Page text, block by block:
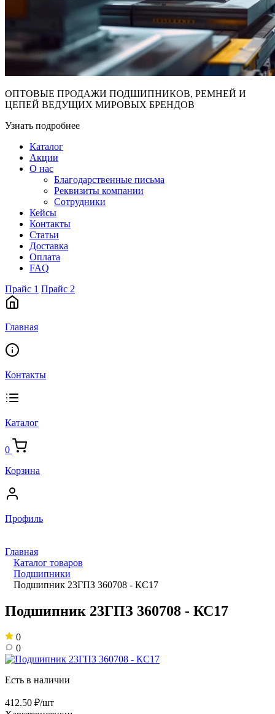
ОПТОВЫЕ ПРОДАЖИ ПОДШИПНИКОВ, РЕМНЕЙ И
ЦЕПЕЙ ВЕДУЩИХ МИРОВЫХ БРЕНДОВ
Узнать подробнее
Каталог
Акции
О нас
Благодарственные письма
Реквизиты компании
Сотрудники
Кейсы
Контакты
Статьи
Доставка
Оплата
FAQ
Прайс 1 Прайс 2
Главная
Контакты
Каталог
0
Корзина
Профиль
Главная
Каталог товаров
Подшипники
Подшипник 23ГПЗ 360708 - КС17
Подшипник 23ГПЗ 360708 - КС17
0
0
Есть в наличии
412.50 ₽/шт